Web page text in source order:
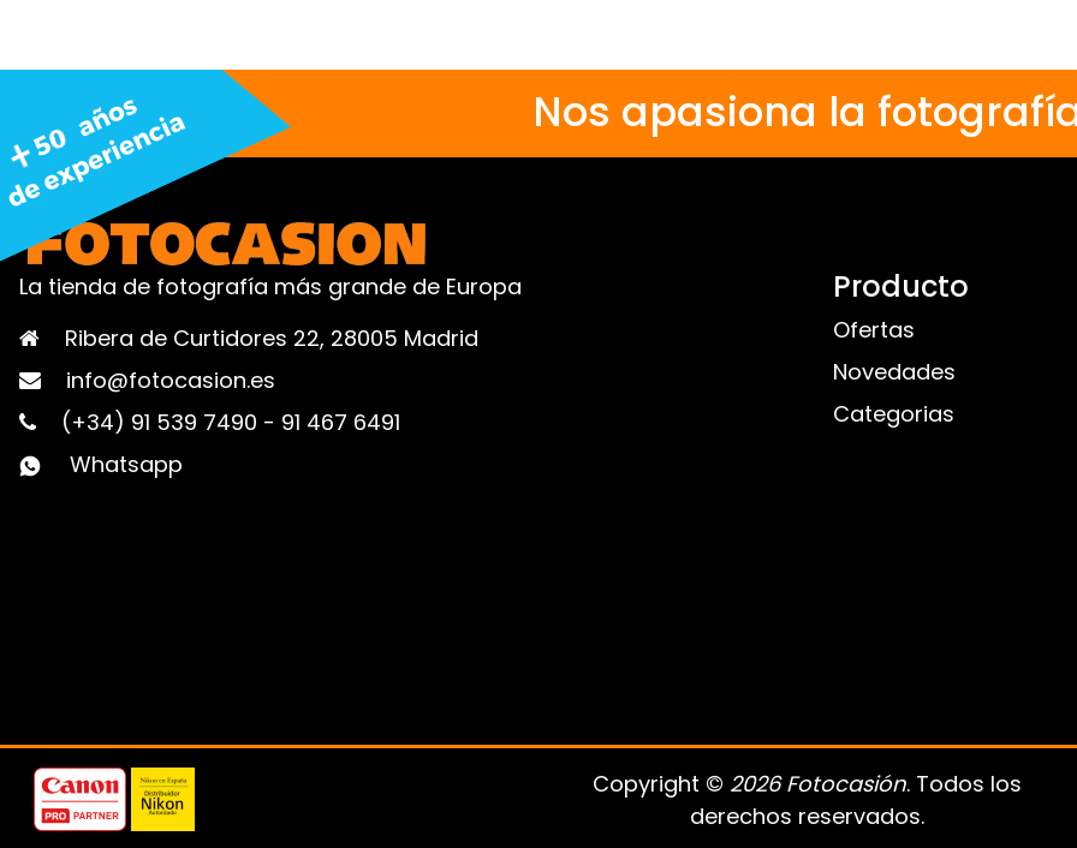
Nos apasiona la
La tienda de fotografía más grande de Europa
Ribera de Curtidores 22, 28005 Madrid
info@fotocasion.es
(+34) 91 539 7490 - 91 467 6491
Whatsapp
Producto
Ofertas
Novedades
Categorias
Copyright © 2026 Fotocasión. Todos los
derechos reservados.